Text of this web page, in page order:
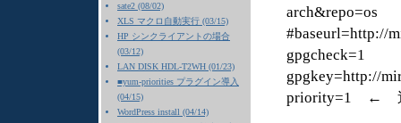
sate2 (08/02)
XLS マクロ自動実行 (03/15)
HP シンクライアントの場合
(03/12)
LAN DISK HDL-T2WH (01/23)
■yum-priorities プラグイン導入
(04/15)
WordPress install (04/14)
arch&repo=os
#baseurl=http://
gpgcheck=1
gpgkey=http://
priority=1 ←